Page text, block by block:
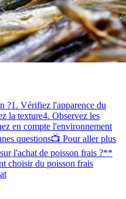
?1. Vérifiez l'apparence du
la texture4. Observez les
en compte l'environnement
questions📺 Pour aller plus
l'achat de poisson frais ?**
choisir du poisson frais